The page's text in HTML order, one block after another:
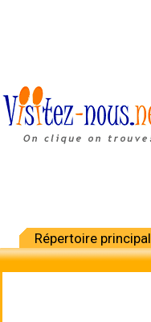
Répertoire principal